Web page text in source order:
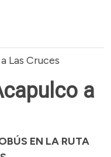
Las Cruces
a
EN LA RUTA